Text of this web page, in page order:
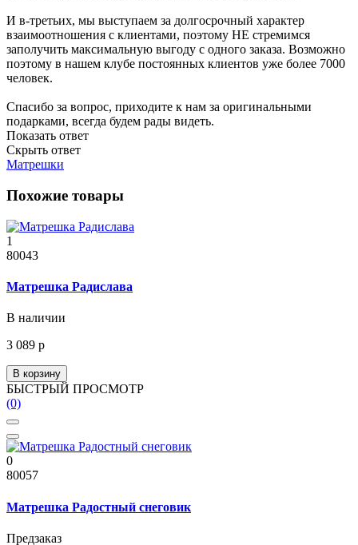
И в-третьих, мы выступаем за долгосрочный характер
взаимоотношения с клиентами, поэтому НЕ стремимся
заполучить максимальную выгоду с одного заказа. Возможно
поэтому в нашем клубе постоянных клиентов уже более 7000
человек.
Спасибо за вопрос, приходите к нам за оригинальными
подарками, всегда будем рады видеть.
Показать ответ
Скрыть ответ
Матрешки
Похожие товары
1
80043
Матрешка Радислава
В наличии
3 089 р
В корзину
БЫСТРЫЙ ПРОСМОТР
(0)
0
80057
Матрешка Радостный снеговик
Предзаказ